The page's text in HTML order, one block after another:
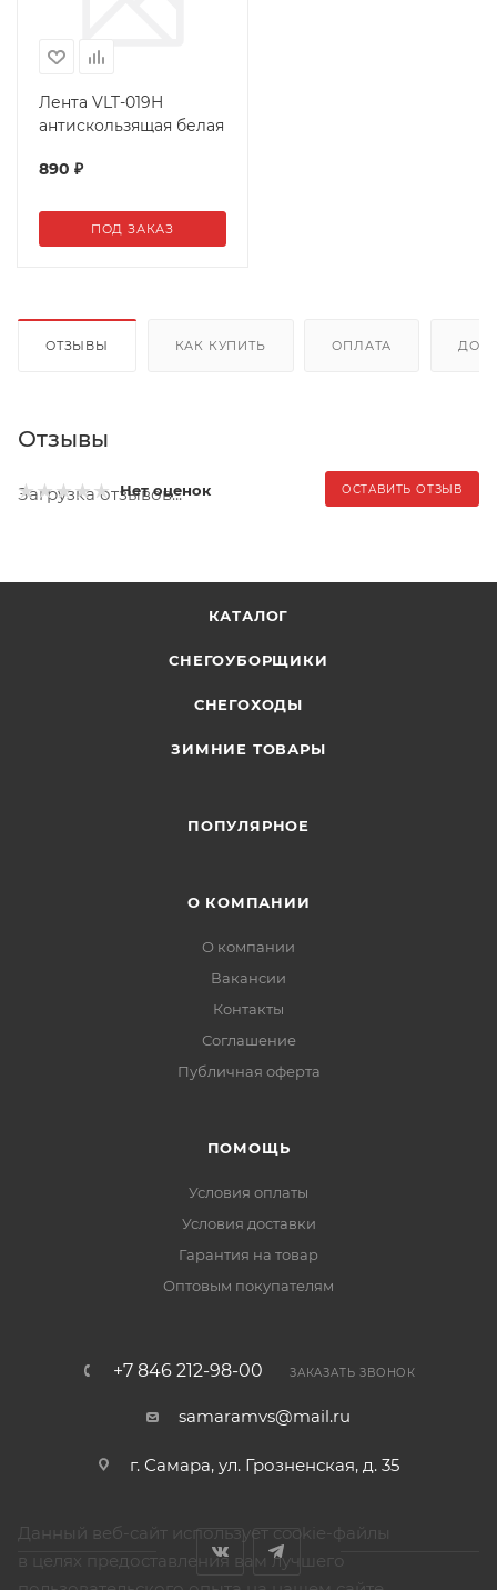
Лента VLT-019H
антискользящая белая
890 ₽
ПОД ЗАКАЗ
ОТЗЫВЫ КАК КУПИТЬ ОПЛАТА
Отзывы
Нет оценок ОСТАВИТЬ ОТЗЫВ
Загрузка отзывов...
КАТАЛОГ
СНЕГОУБОРЩИКИ
СНЕГОХОДЫ
ЗИМНИЕ ТОВАРЫ
ПОПУЛЯРНОЕ
О КОМПАНИИ
О компании
Вакансии
Контакты
Соглашение
Публичная оферта
ПОМОЩЬ
Условия оплаты
Условия доставки
Гарантия на товар
Оптовым покупателям
+7 846 212-98-00 ЗАКАЗАТЬ ЗВОНОК
samaramvs@mail.ru
г. Самара, ул. Грозненская, д. 35
Данный веб-сайт использует cookie-файлы
в целях предоставления вам лучшего